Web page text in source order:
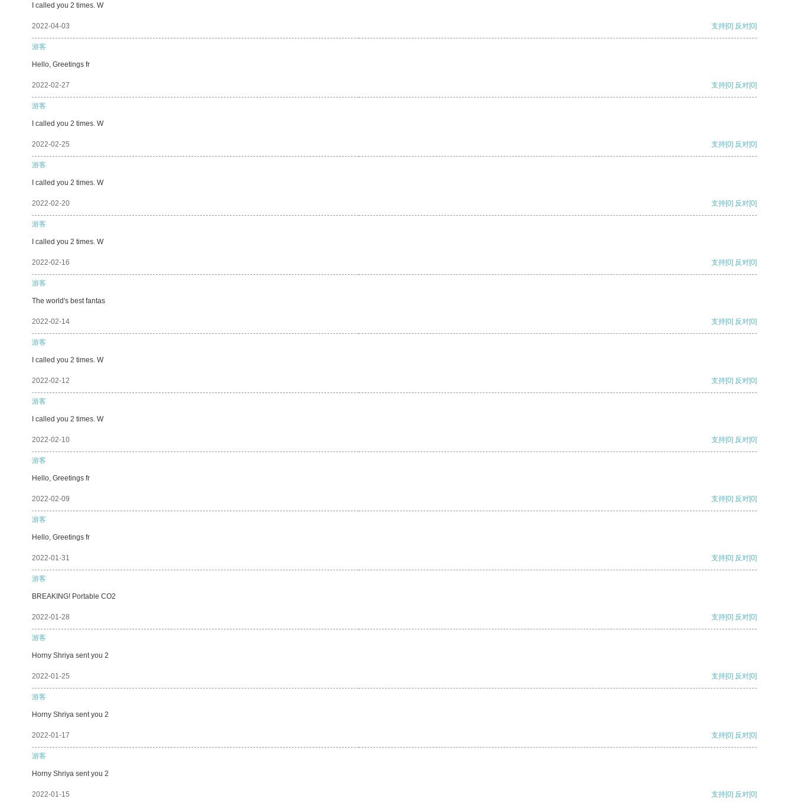
I called you 2 times. W
2022-04-03 支持[0] 反对[0]
游客
Hello, Greetings fr
2022-02-27 支持[0] 反对[0]
游客
I called you 2 times. W
2022-02-25 支持[0] 反对[0]
游客
I called you 2 times. W
2022-02-20 支持[0] 反对[0]
游客
I called you 2 times. W
2022-02-16 支持[0] 反对[0]
游客
The world's best fantas
2022-02-14 支持[0] 反对[0]
游客
I called you 2 times. W
2022-02-12 支持[0] 反对[0]
游客
I called you 2 times. W
2022-02-10 支持[0] 反对[0]
游客
Hello, Greetings fr
2022-02-09 支持[0] 反对[0]
游客
Hello, Greetings fr
2022-01-31 支持[0] 反对[0]
游客
BREAKING! Portable CO2
2022-01-28 支持[0] 反对[0]
游客
Horny Shriya sent you 2
2022-01-25 支持[0] 反对[0]
游客
Horny Shriya sent you 2
2022-01-17 支持[0] 反对[0]
游客
Horny Shriya sent you 2
2022-01-15 支持[0] 反对[0]